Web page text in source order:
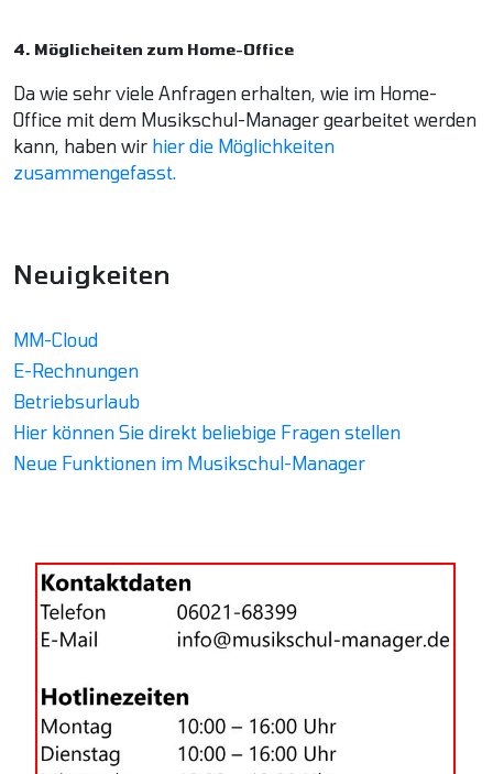
4. Möglicheiten zum Home-Office
Da wie sehr viele Anfragen erhalten, wie im Home-
Office mit dem Musikschul-Manager gearbeitet werden
kann, haben wir hier die Möglichkeiten
zusammengefasst.
Neuigkeiten
MM-Cloud
E-Rechnungen
Betriebsurlaub
Hier können Sie direkt beliebige Fragen stellen
Neue Funktionen im Musikschul-Manager